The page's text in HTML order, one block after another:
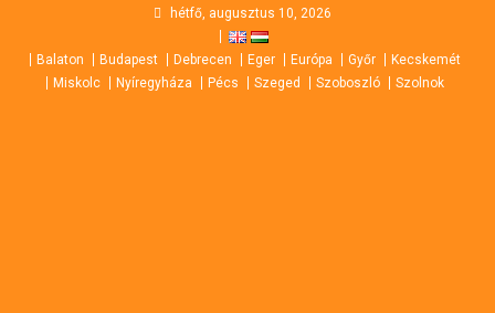
content
hétfő, augusztus 10, 2026
Balaton Budapest Debrecen Eger Európa Győr
Kecskemét
Miskolc
Nyíregyháza Pécs Szeged Szoboszló Szolnok